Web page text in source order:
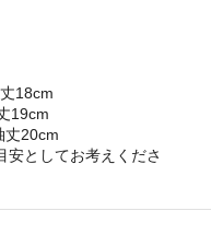
18cm
19cm
丈20cm
安としてお考えくださ